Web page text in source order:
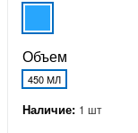
Объем
450 МЛ
Наличие: 1 шт